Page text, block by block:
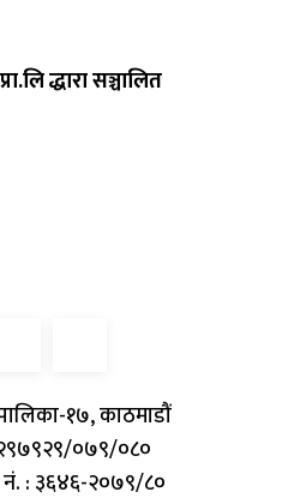
द्धारा सञ्चालित
१७, काठमाडौं
२९७९२९/०७९/०८०
नं. : ३६४६-२०७९/८०